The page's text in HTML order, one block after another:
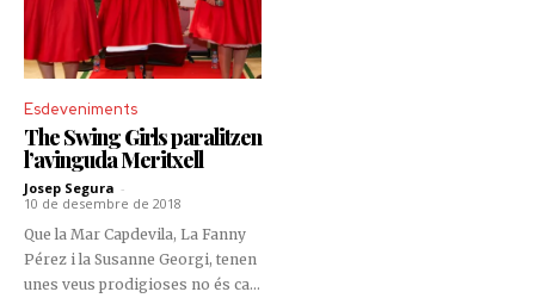
Esdeveniments
The Swing Girls paralitzen
l’avinguda Meritxell
Josep Segura -
10 de desembre de 2018
Que la Mar Capdevila, La Fanny
Pérez i la Susanne Georgi, tenen
unes veus prodigioses no és cap